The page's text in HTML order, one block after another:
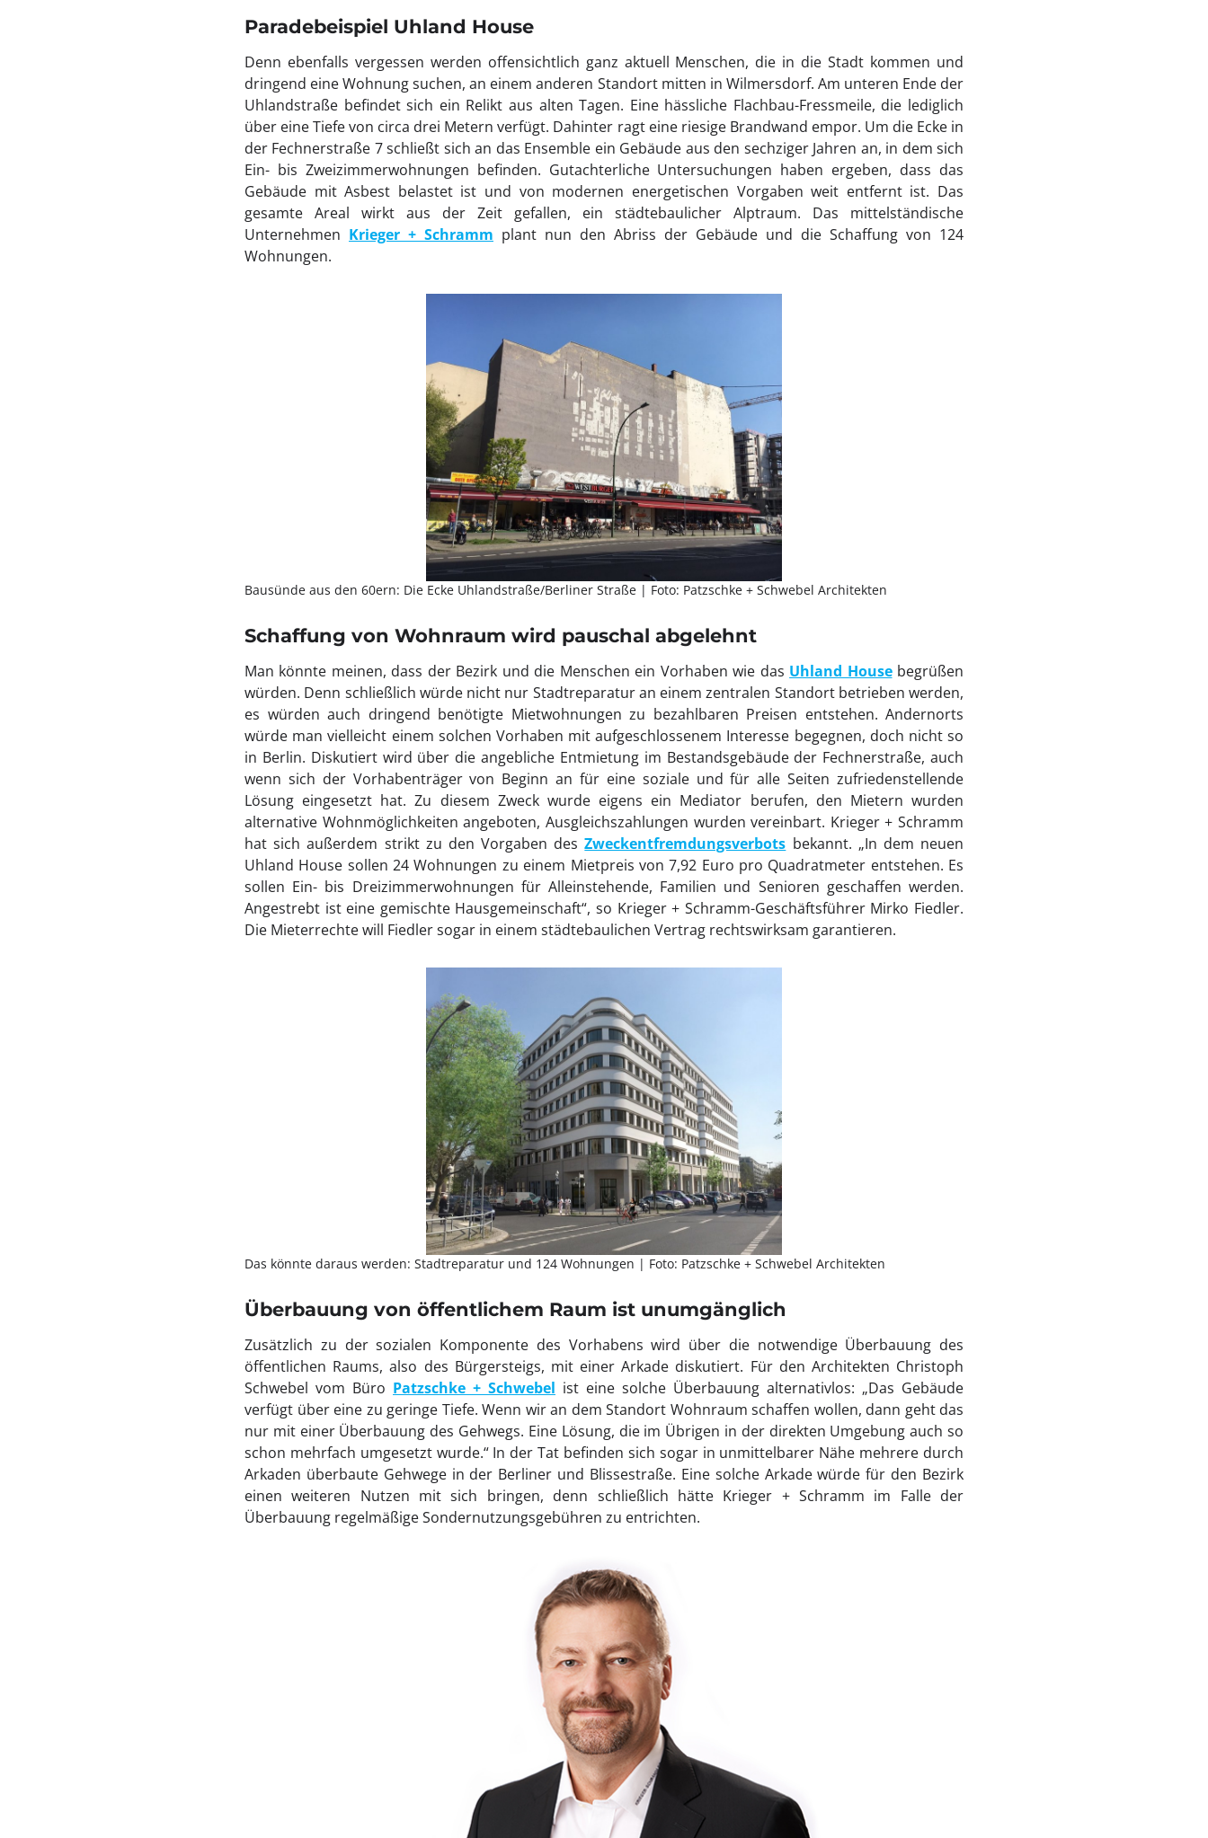
Paradebeispiel Uhland House
Denn ebenfalls vergessen werden offensichtlich ganz aktuell Menschen, die in die Stadt kommen und
dringend eine Wohnung suchen, an einem anderen Standort mitten in Wilmersdorf. Am unteren Ende der
Uhlandstraße befindet sich ein Relikt aus alten Tagen. Eine hässliche Flachbau-Fressmeile, die lediglich
über eine Tiefe von circa drei Metern verfügt. Dahinter ragt eine riesige Brandwand empor. Um die Ecke in
der Fechnerstraße 7 schließt sich an das Ensemble ein Gebäude aus den sechziger Jahren an, in dem sich
Ein- bis Zweizimmerwohnungen befinden. Gutachterliche Untersuchungen haben ergeben, dass das
Gebäude mit Asbest belastet ist und von modernen energetischen Vorgaben weit entfernt ist. Das
gesamte Areal wirkt aus der Zeit gefallen, ein städtebaulicher Alptraum. Das mittelständische
Unternehmen Krieger + Schramm plant nun den Abriss der Gebäude und die Schaffung von 124
Wohnungen.
Bausünde aus den 60ern: Die Ecke Uhlandstraße/Berliner Straße | Foto: Patzschke + Schwebel Architekten
Schaffung von Wohnraum wird pauschal abgelehnt
Man könnte meinen, dass der Bezirk und die Menschen ein Vorhaben wie das Uhland Housebegrüßen
würden. Denn schließlich würde nicht nur Stadtreparatur an einem zentralen Standort betrieben werden,
es würden auch dringend benötigte Mietwohnungen zu bezahlbaren Preisen entstehen. Andernorts
würde man vielleicht einem solchen Vorhaben mit aufgeschlossenem Interesse begegnen, doch nicht so
in Berlin. Diskutiert wird über die angebliche Entmietung im Bestandsgebäude der Fechnerstraße, auch
wenn sich der Vorhabenträger von Beginn an für eine soziale und für alle Seiten zufriedenstellende
Lösung eingesetzt hat. Zu diesem Zweck wurde eigens ein Mediator berufen, den Mietern wurden
alternative Wohnmöglichkeiten angeboten, Ausgleichszahlungen wurden vereinbart. Krieger + Schramm
hat sich außerdem strikt zu den Vorgaben desZweckentfremdungsverbots bekannt. „In dem neuen
Uhland House sollen 24 Wohnungen zu einem Mietpreis von 7,92 Euro pro Quadratmeter entstehen. Es
sollen Ein- bis Dreizimmerwohnungen für Alleinstehende, Familien und Senioren geschaffen werden.
Angestrebt ist eine gemischte Hausgemeinschaft“, so Krieger + Schramm-Geschäftsführer Mirko Fiedler.
Die Mieterrechte will Fiedler sogar in einem städtebaulichen Vertrag rechtswirksam garantieren.
Das könnte daraus werden: Stadtreparatur und 124 Wohnungen | Foto: Patzschke + Schwebel Architekten
Überbauung von öffentlichem Raum ist unumgänglich
Zusätzlich zu der sozialen Komponente des Vorhabens wird über die notwendige Überbauung des
öffentlichen Raums, also des Bürgersteigs, mit einer Arkade diskutiert. Für den Architekten Christoph
Schwebel vom Büro Patzschke + Schwebel ist eine solche Überbauung alternativlos: „Das Gebäude
verfügt über eine zu geringe Tiefe. Wenn wir an dem Standort Wohnraum schaffen wollen, dann geht das
nur mit einer Überbauung des Gehwegs. Eine Lösung, die im Übrigen in der direkten Umgebung auch so
schon mehrfach umgesetzt wurde.“ In der Tat befinden sich sogar in unmittelbarer Nähe mehrere durch
Arkaden überbaute Gehwege in der Berliner und Blissestraße. Eine solche Arkade würde für den Bezirk
einen weiteren Nutzen mit sich bringen, denn schließlich hätte Krieger + Schramm im Falle der
Überbauung regelmäßige Sondernutzungsgebühren zu entrichten.